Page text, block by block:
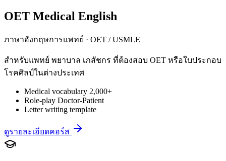
OET Medical English
ภาษาอังกฤษการแพทย์ · OET / USMLE
สำหรับแพทย์ พยาบาล เภสัชกร ที่ต้องสอบ OET หรือใบประกอบ
โรคศิลป์ในต่างประเทศ
Medical vocabulary 2,000+
Role-play Doctor-Patient
Letter writing template
ดูรายละเอียดคอร์ส